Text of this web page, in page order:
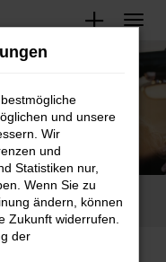
und unsere
Wir
und
Statistiken nur,
Wenn Sie zu
ändern, können
Zukunft widerrufen.
der